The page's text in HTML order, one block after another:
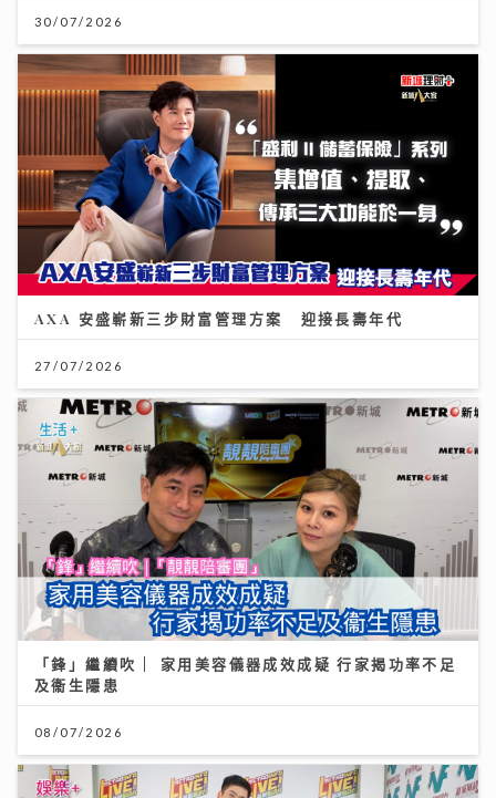
30/07/2026
AXA 安盛嶄新三步財富管理方案 迎接長壽年代
27/07/2026
「鋒」繼續吹 | 家用美容儀器成效成疑 行家揭功率不足
及衞生隱患
08/07/2026